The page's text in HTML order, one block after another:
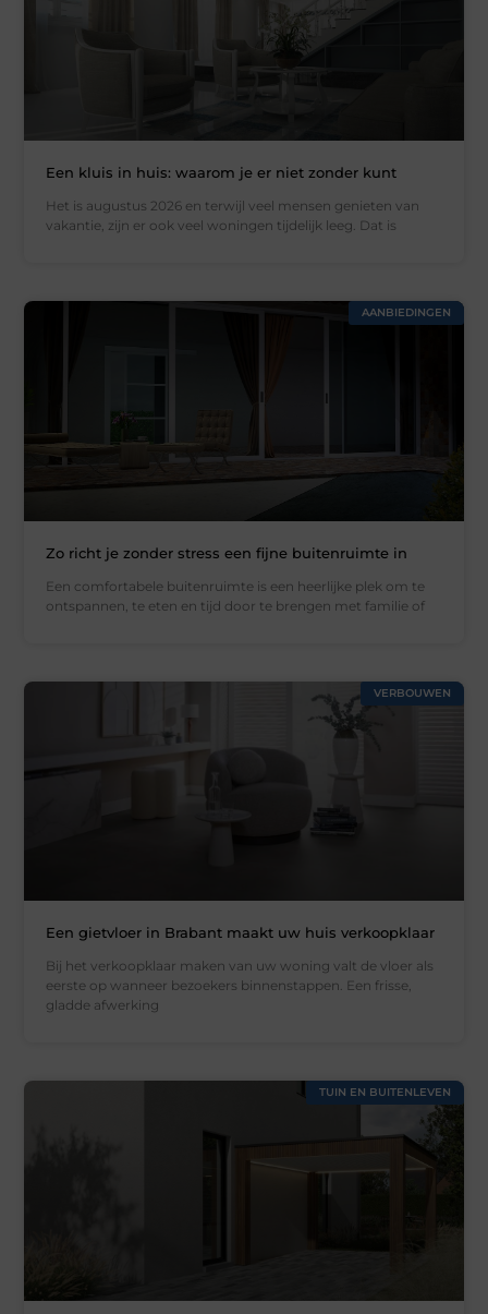
Een kluis in huis: waarom je er niet zonder kunt
Het is augustus 2026 en terwijl veel mensen genieten van
vakantie, zijn er ook veel woningen tijdelijk leeg. Dat is
AANBIEDINGEN
Zo richt je zonder stress een fijne buitenruimte in
Een comfortabele buitenruimte is een heerlijke plek om te
ontspannen, te eten en tijd door te brengen met familie of
VERBOUWEN
Een gietvloer in Brabant maakt uw huis verkoopklaar
Bij het verkoopklaar maken van uw woning valt de vloer als
eerste op wanneer bezoekers binnenstappen. Een frisse,
gladde afwerking
TUIN EN BUITENLEVEN